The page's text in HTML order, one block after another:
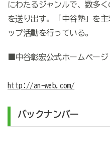
にわたるジャンルで、数多
を送り出す。「中谷塾」を
ップ活動を行っている。
■中谷彰宏公式ホームページ
http://an-web.com/
バックナンバー